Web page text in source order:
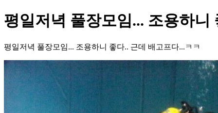
평일저녁 풀장모임... 조용하니
평일저녁 풀장모임... 조용하니 좋다.. 근데 배고프다...ㅋㅋ